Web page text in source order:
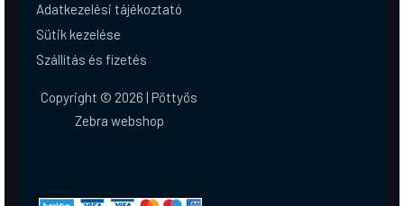
Adatkezelési tájékoztató
Sütik kezelése
Szállítás és fizetés
Copyright © 2026 | Pöttyös
Zebra webshop